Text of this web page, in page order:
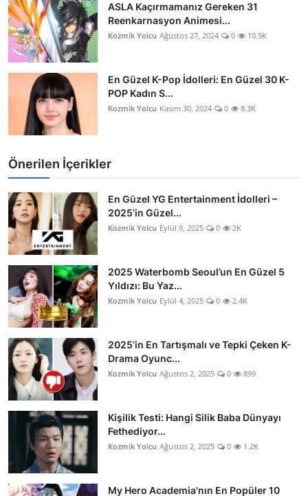
ASLA Kaçırmamanız Gereken 31
Reenkarnasyon Animesi...
Kozmik Yolcu Ağustos 27, 2024 0 10.5K
En Güzel K-Pop İdolleri: En Güzel 30 K-
POP Kadın S...
Kozmik Yolcu Kasım 30, 2024 0 8.3K
Önerilen İçerikler
En Güzel YG Entertainment İdolleri –
2025’in Güzel...
Kozmik Yolcu Eylül 9, 2025 0 2K
2025 Waterbomb Seoul’un En Güzel 5
Yıldızı: Bu Yaz...
Kozmik Yolcu Eylül 4, 2025 0 2.4K
2025’in En Tartışmalı ve Tepki Çeken K-
Drama Oyunc...
Kozmik Yolcu Ağustos 2, 2025 0 899
Kişilik Testi: Hangi Silik Baba Dünyayı
Fethediyor...
Kozmik Yolcu Ağustos 2, 2025 0 1.2K
My Hero Academia'nın En Popüler 10